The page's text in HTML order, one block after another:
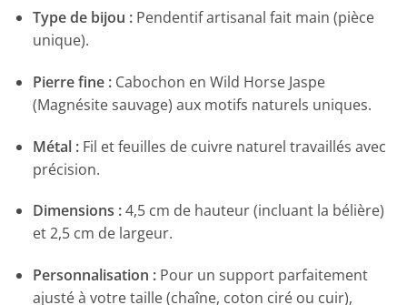
Type de bijou :Pendentif artisanal fait main (pièce
unique).
Pierre fine :Cabochon en Wild Horse Jaspe
(Magnésite sauvage) aux motifs naturels uniques.
Métal :Fil et feuilles de cuivre naturel travaillés avec
précision.
Dimensions :4,5 cm de hauteur (incluant la bélière)
et 2,5 cm de largeur.
Personnalisation :Pour un support parfaitement
ajusté à votre taille (chaîne, coton ciré ou cuir),